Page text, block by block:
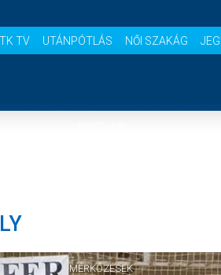
TV UTÁNPÓTLÁS NŐI SZAKÁG
MÉRKŐZÉSEK